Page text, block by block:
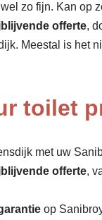
zo fijn. Kan op
offerte,
Meestal is het
toilet
met uw
offerte,
op